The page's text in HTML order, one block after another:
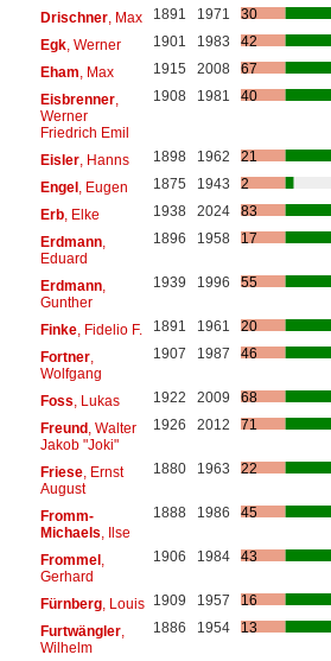
Drischner, Max 1891 1971
30
Egk, Werner 1901 1983
42
Eham , Max 1915 2008
67
Eisbrenner,
Werner
Friedrich Emil
1908 1981 40
Eisler, Hanns 1898 1962
21
Engel, Eugen 1875 1943
2
Erb, Elke 1938 2024
83
Erdmann,
Eduard
1896 1958 17
Erdmann,
Gunther
1939 1996 55
Finke, Fidelio F. 1891 1961
20
Fortner,
Wolfgang
1907 1987 46
Foss , Lukas 1922 2009
68
Freund, Walter
Jakob "Joki"
1926 2012 71
Friese, Ernst
August
1880 1963 22
Fromm-
Michaels , Ilse
1888 1986 45
Frommel,
Gerhard
1906 1984 43
Fürnberg, Louis 1909 1957
16
Furtwängler,
Wilhelm
1886 1954 13